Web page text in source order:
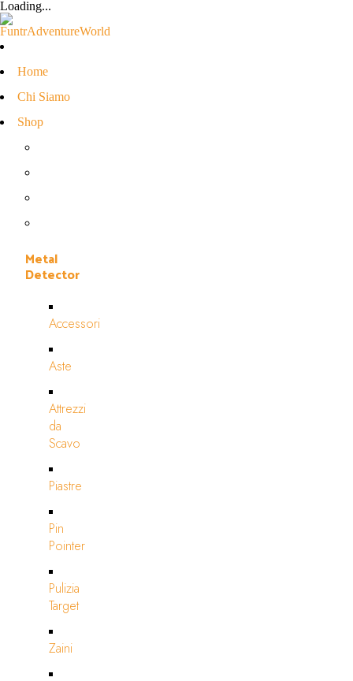
Loading...
Home
Chi Siamo
Shop
Metal
Detector
Accessori
Aste
Attrezzi
da
Scavo
Piastre
Pin
Pointer
Pulizia
Target
Zaini